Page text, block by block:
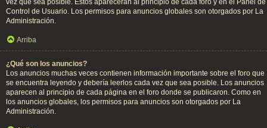
vez que sea posible. Éstos aparecerán al principio de cada foro y en el Panel de
Control de Usuario. Los permisos para anuncios globales son otorgados por La
Administración.
Arriba
¿Qué son los anuncios?
Los anuncios muchas veces contienen información importante sobre el foro que
se encuentra leyendo y debería leerlos cada vez que sea posible. Los anuncios
aparecen al principio de cada página en el foro donde se publicaron. Como en
los anuncios globales, los permisos para anuncios son otorgados por La
Administración.